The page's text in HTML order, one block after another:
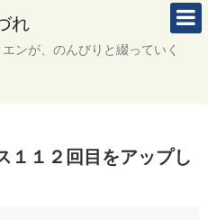
れ
ンが、のんびりと綴っていく
１１２回目をアップし